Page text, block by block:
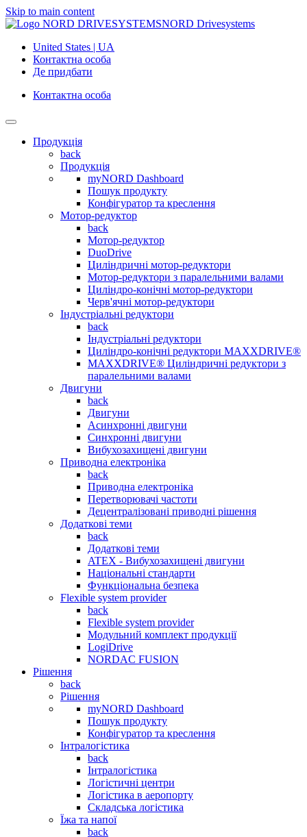
Skip to main content
NORD Drivesystems
United States | UA
Контактна особа
Де придбати
Контактна особа
Продукція
back
Продукція
myNORD Dashboard
Пошук продукту
Конфігуратор та креслення
Мотор-редуктор
back
Мотор-редуктор
DuoDrive
Циліндричні мотор-редуктори
Мотор-редуктори з паралельними валами
Циліндро-конічні мотор-редуктори
Черв'ячні мотор-редуктори
Індустріальні редуктори
back
Індустріальні редуктори
Циліндро-конічні редуктори MAXXDRIVE®
MAXXDRIVE® Циліндричні редуктори з
паралельними валами
Двигуни
back
Двигуни
Асинхронні двигуни
Синхронні двигуни
Вибухозахищені двигуни
Приводна електроніка
back
Приводна електроніка
Перетворювачі частоти
Децентралізовані приводні рішення
Додаткові теми
back
Додаткові теми
ATEX - Вибухозахищені двигуни
Національні стандарти
Функціональна безпека
Flexible system provider
back
Flexible system provider
Модульний комплект продукції
LogiDrive
NORDAC FUSION
Рішення
back
Рішення
myNORD Dashboard
Пошук продукту
Конфігуратор та креслення
Інтралогістика
back
Інтралогістика
Логістичні центри
Логістика в аеропорту
Складська логістика
Їжа та напої
back